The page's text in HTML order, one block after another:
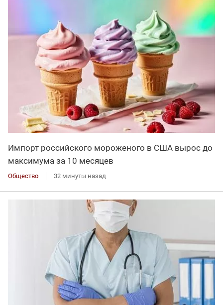
Импорт российского мороженого в США вырос до
максимума за 10 месяцев
Общество 32 минуты назад